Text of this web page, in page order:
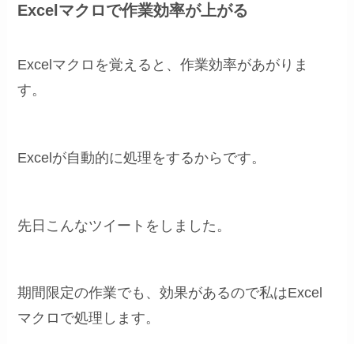
Excelマクロで作業効率が上がる
Excelマクロを覚えると、作業効率があがりま
す。
Excelが自動的に処理をするからです。
先日こんなツイートをしました。
期間限定の作業でも、効果があるので私はExcel
マクロで処理します。